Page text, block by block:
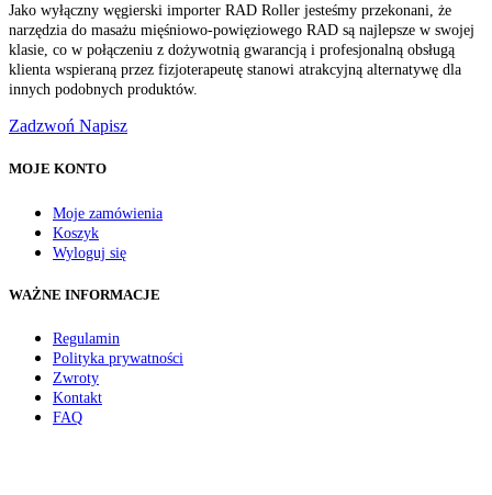
Jako wyłączny węgierski importer RAD Roller jesteśmy przekonani, że
narzędzia do masażu mięśniowo-powięziowego RAD są najlepsze w swojej
klasie, co w połączeniu z dożywotnią gwarancją i profesjonalną obsługą
klienta wspieraną przez fizjoterapeutę stanowi atrakcyjną alternatywę dla
innych podobnych produktów.
Zadzwoń Napisz
MOJE KONTO
Moje zamówienia
Koszyk
Wyloguj się
WAŻNE INFORMACJE
Regulamin
Polityka prywatności
Zwroty
Kontakt
FAQ